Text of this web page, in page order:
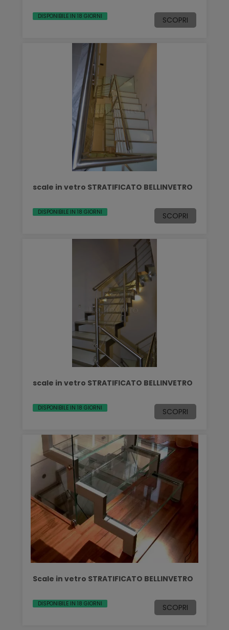
DISPONIBILE IN 18 GIORNI SCOPRI
scale in vetro STRATIFICATO BELLINVETRO
DISPONIBILE IN 18 GIORNI SCOPRI
scale in vetro STRATIFICATO BELLINVETRO
DISPONIBILE IN 18 GIORNI SCOPRI
Scale in vetro STRATIFICATO BELLINVETRO
DISPONIBILE IN 18 GIORNI SCOPRI